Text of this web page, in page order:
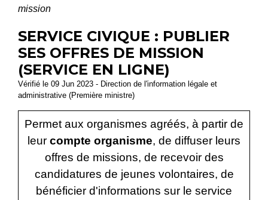
mission
SERVICE CIVIQUE : PUBLIER
SES OFFRES DE MISSION
(SERVICE EN LIGNE)
Vérifié le 09 Jun 2023 - Direction de l'information légale et
administrative (Première ministre)
Permet aux organismes agréés, à partir de
leur compte organisme, de diffuser leurs
offres de missions, de recevoir des
candidatures de jeunes volontaires, de
bénéficier d'informations sur le service